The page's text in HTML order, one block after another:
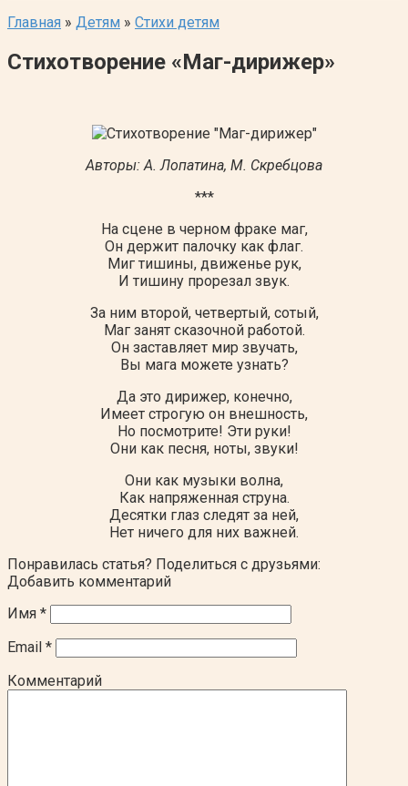
Главная » Детям » Стихи детям
Стихотворение «Маг-дирижер»
Авторы: А. Лопатина, М. Скребцова
***
На сцене в черном фраке маг,
Он держит палочку как флаг.
Миг тишины, движенье рук,
И тишину прорезал звук.
За ним второй, четвертый, сотый,
Маг занят сказочной работой.
Он заставляет мир звучать,
Вы мага можете узнать?
Да это дирижер, конечно,
Имеет строгую он внешность,
Но посмотрите! Эти руки!
Они как песня, ноты, звуки!
Они как музыки волна,
Как напряженная струна.
Десятки глаз следят за ней,
Нет ничего для них важней.
Понравилась статья? Поделиться с друзьями:
Добавить комментарий
Имя *
Email *
Комментарий